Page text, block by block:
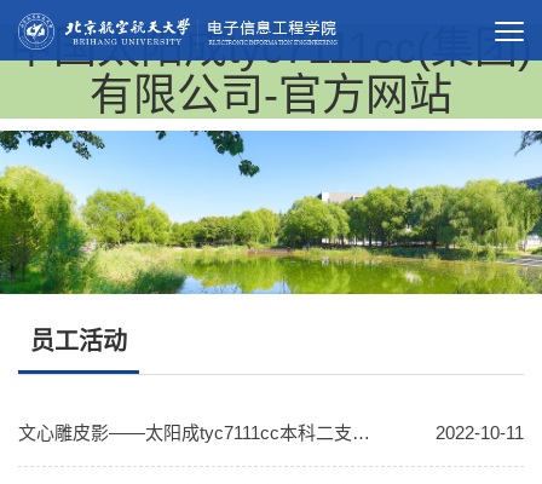
中国太阳成tyc7111cc(集团)
有限公司-官方网站
员工活动
文心雕皮影——太阳成tyc7111cc本科二支部红色1+1共建活动 2022-10-11